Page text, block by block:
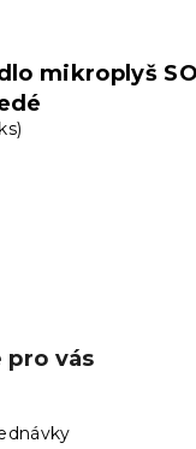
mikroplyš
pro vás